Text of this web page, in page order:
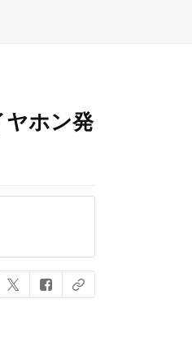
ヤホン発